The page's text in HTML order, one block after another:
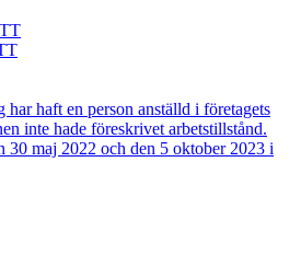
har haft en person anställd i företagets
inte hade föreskrivet arbetstillstånd.
30 maj 2022 och den 5 oktober 2023 i